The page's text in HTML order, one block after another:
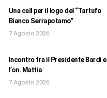
Una call per il logo del “Tartufo
Bianco Serrapotamo”
7 Agosto 2026
Incontro tra il Presidente Bardi e
l’on. Mattia
7 Agosto 2026